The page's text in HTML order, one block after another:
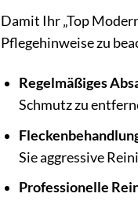
Damit Ihr „Top
Pflegehinweise zu
Regelmäßiges
Schmutz zu
Sie aggressive
Professionelle